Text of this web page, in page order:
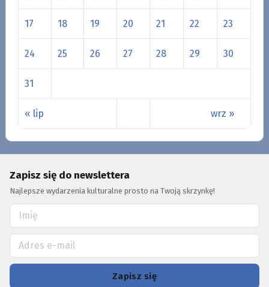
« lip wrz »
17 18 19 20 21 22 23
24 25 26 27 28 29 30
31
Zapisz się do newslettera
Najlepsze wydarzenia kulturalne prosto na Twoją skrzynkę!
Zapisz się